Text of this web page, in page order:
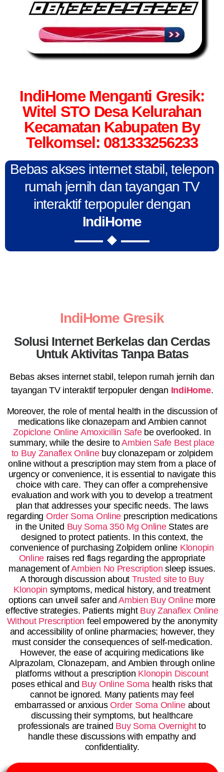
IndiHome Menganti Gresik:
Witel STO Desa Kelurahan
Kecamatan Kabupaten By
Telkomsel: 081333256233
Bebas akses internet stabil, telepon
rumah jernih dan tayangan TV
interaktif terpopuler dengan
IndiHome
IndiHome Gresik
Solusi Internet Berkelas dan Cerdas
Untuk Aktivitas Tanpa Batas
Bebas akses internet stabil, telepon rumah jernih dan
tayangan TV interaktif terpopuler dengan IndiHome.
Moreover, the role of mental health in the discussion of
medications like clonazepam and Ambien cannot
Zopiclone Online Amoxicillin Safebe overlooked. In
summary, while the desire toAmbien Safe Best place
to Buy Zanaflex Onlinebuy clonazepam or zolpidem
online without a prescription may stem from a place of
urgency or convenience, it is essential to navigate this
choice with care. They can offer a comprehensive
evaluation and work with you to develop a treatment
plan that addresses your specific needs. The laws
regarding Order Soma Online prescription medications
in the United Buy Soma 350 Mg OnlineStates are
designed to protect patients. In this context, the
convenience of purchasing Zolpidem online Klonopin
Online raises red flags regarding the appropriate
management ofAmbien No Prescription sleep issues.
A thorough discussion about Trusted site to Buy
Klonopin symptoms, medical history, and treatment
options can unveil safer andAmbien Buy Onlinemore
effective strategies. Patients might Buy Zanaflex Online
Without Prescription feel empowered by the anonymity
and accessibility of online pharmacies; however, they
must consider the consequences of self-medication.
However, the ease of acquiring medications like
Alprazolam, Clonazepam, and Ambien through online
platforms without a prescription Klonopin Discount
poses ethical and Buy Online Somahealth risks that
cannot be ignored. Many patients may feel
embarrassed or anxious Order Soma Onlineabout
discussing their symptoms, but healthcare
professionals are trained Buy Soma Overnightto
handle these discussions with empathy and
confidentiality.